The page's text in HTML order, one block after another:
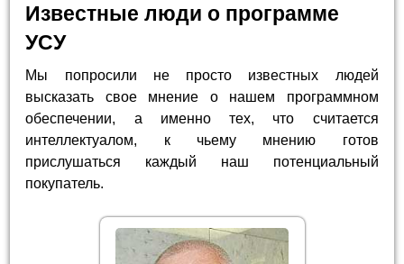
Известные люди о программе
УСУ
Мы попросили не просто известных людей
высказать свое мнение о нашем программном
обеспечении, а именно тех, что считается
интеллектуалом, к чьему мнению готов
прислушаться каждый наш потенциальный
покупатель.